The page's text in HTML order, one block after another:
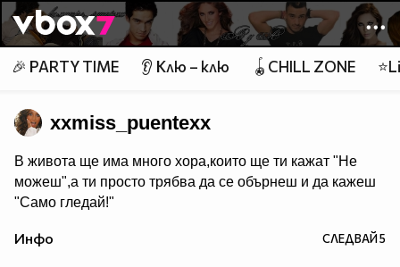
Member of
👾
🎉 PARTY TIME 👂 Клю – клю 🪀CHILL ZONE
xxmiss_puentexx
В живота ще има много хора,които ще ти кажат "Не
можеш",а ти просто трябва да се обърнеш и да кажеш
"Само гледай!"
Инфо СЛЕДВАЙ5